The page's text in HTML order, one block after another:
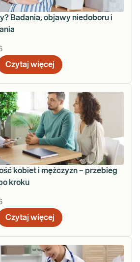
Badania, objawy niedoboru i
Czytaj więcej
kobiet i mężczyzn – przebieg
kroku
Czytaj więcej